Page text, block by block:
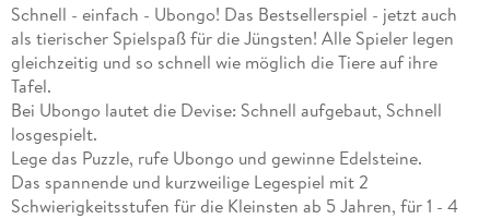
Schnell - einfach - Ubongo! Das Bestsellerspiel - jetzt auch
als tierischer Spielspaß für die Jüngsten! Alle Spieler legen
gleichzeitig und so schnell wie möglich die Tiere auf ihre
Tafel.
Bei Ubongo lautet die Devise: Schnell aufgebaut, Schnell
losgespielt.
Lege das Puzzle, rufe Ubongo und gewinne Edelsteine.
Das spannende und kurzweilige Legespiel mit 2
Schwierigkeitsstufen für die Kleinsten ab 5 Jahren, für 1 - 4